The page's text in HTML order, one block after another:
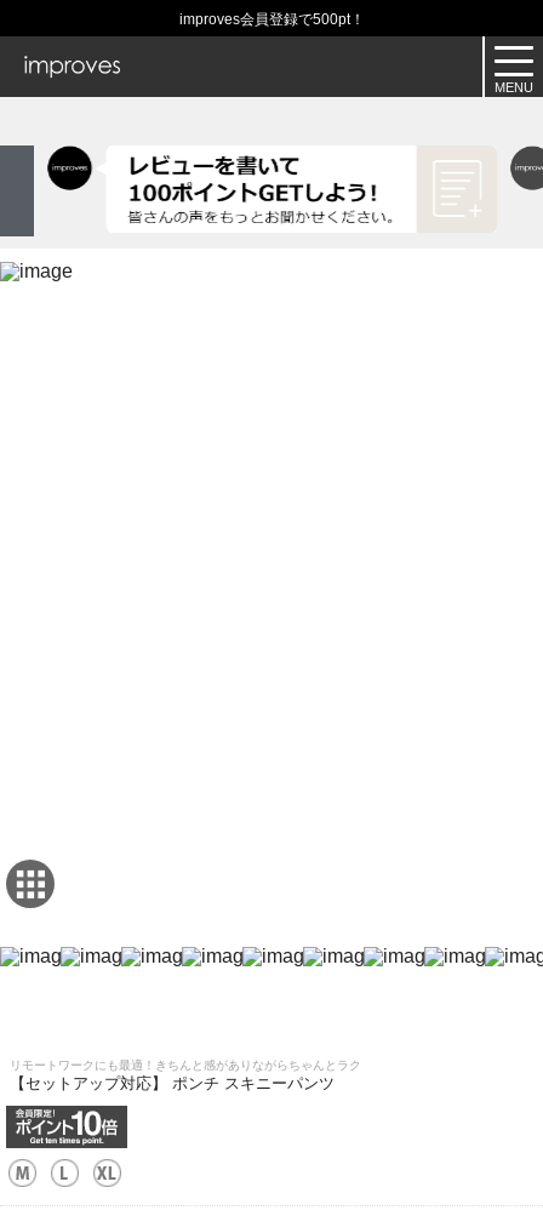
improves会員登録で500pt！
リモートワークにも最適！きちんと感がありながらちゃんとラク
【セットアップ対応】 ポンチ スキニーパンツ